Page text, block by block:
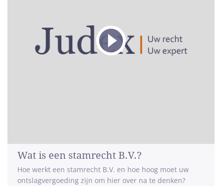
Wat is een stamrecht B.V.?
Hoe werkt een stamrecht B.V. en hoe hoog moet uw
ontslagvergoeding zijn om hier over na te denken?